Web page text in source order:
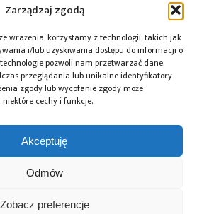
Zarządzaj zgodą
wrażenia, korzystamy z technologii, takich jak
i/lub uzyskiwania dostępu do informacji o
pozwoli nam przetwarzać dane,
przeglądania lub unikalne identyfikatory
zgody lub wycofanie zgody może
cechy i funkcje.
Akceptuję
Odmów
Zobacz preferencje